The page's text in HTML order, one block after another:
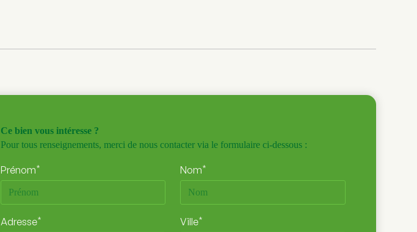
Ce bien vous intéresse ?
Pour tous renseignements, merci de nous contacter via le formulaire ci-dessous :
Prénom* Nom*
Adresse* Ville*